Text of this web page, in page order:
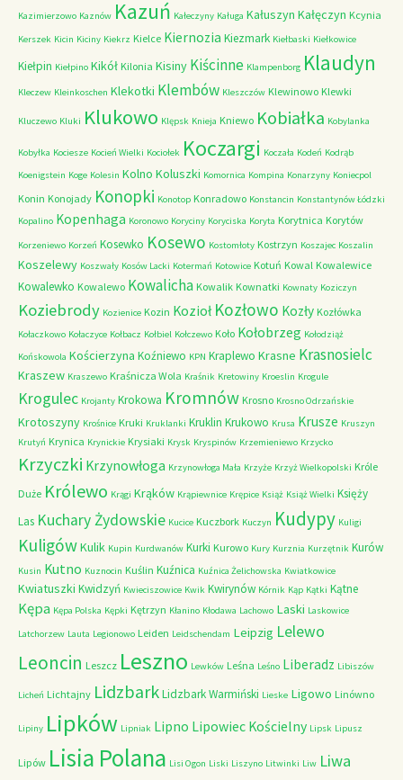
Kazimierzowo Kaznów Kazuń Kałeczyny Kaługa Kałuszyn Kałęczyn Kcynia
Kerszek Kicin Kiciny Kiekrz Kielce Kiernozia Kiezmark Kiełbaski Kiełkowice
Kiełpin Kiełpino Kikół Kilonia Kisiny Kiścinne Klampenborg Klaudyn
Kleczew Kleinkoschen Klekotki Klembów Kleszczów Klewinowo Klewki
Kluczewo Kluki Klukowo Klępsk Knieja Kniewo Kobiałka Kobylanka
Kobyłka Kociesze Kocień Wielki Kociołek Koczargi Koczała Kodeń Kodrąb
Koenigstein Koge Kolesin Kolno Koluszki Komornica Kompina Konarzyny Koniecpol
Konin Konojady Konopki Konotop Konradowo Konstancin Konstantynów Łódzki
Kopalino Kopenhaga Koronowo Koryciny Koryciska Koryta Korytnica Korytów
Korzeniewo Korzeń Kosewko Kosewo Kostomłoty Kostrzyn Koszajec Koszalin
Koszelewy Koszwały Kosów Lacki Kotermań Kotowice Kotuń Kowal Kowalewice
Kowalewko Kowalewo Kowalicha Kowalik Kownatki Kownaty Koziczyn
Koziebrody Kozienice Kozin Kozioł Kozłowo Kozły Kozłówka
Kołaczkowo Kołaczyce Kołbacz Kołbiel Kołczewo Koło Kołobrzeg Kołodziąż
Końskowola Kościerzyna Koźniewo KPN Kraplewo Krasne Krasnosielc
Kraszew Kraszewo Kraśnicza Wola Kraśnik Kretowiny Kroeslin Krogule
Krogulec Krojanty Krokowa Kromnów Krosno Krosno Odrzańskie
Krotoszyny Krośnice Kruki Kruklanki Kruklin Krukowo Krusa Krusze Kruszyn
Krutyń Krynica Krynickie Krysiaki Krysk Kryspinów Krzemieniewo Krzycko
Krzyczki Krzynowłoga Krzynowłoga Mała Krzyże Krzyż Wielkopolski Króle
Duże Królewo Krągi Krąków Krąpiewnice Krępice Książ Książ Wielki Księży
Las Kuchary Żydowskie Kucice Kuczbork Kuczyn Kudypy Kuligi
KuligówKulik Kupin Kurdwanów Kurki Kurowo Kury Kurznia Kurzętnik Kurów
Kusin Kutno Kuznocin Kuślin Kuźnica Kuźnica Żelichowska Kwiatkowice
Kwiatuszki Kwidzyń Kwieciszowice Kwik Kwirynów Kórnik Kąp Kątki Kątne
Kępa Kępa Polska Kępki Kętrzyn Kłanino Kłodawa Lachowo Laski Laskowice
Latchorzew Lauta Legionowo Leiden Leidschendam Leipzig Lelewo
Leoncin Leszcz Leszno Lewków Leśna Leśno Liberadz Libiszów
Licheń Lichtajny LidzbarkLidzbark Warmiński Lieske Ligowo Linówno
Lipiny Lipków Lipniak Lipno Lipowiec Kościelny Lipsk Lipusz
Lipów Lisia Polana Lisi Ogon Liski Liszyno Litwinki Liw Liwa